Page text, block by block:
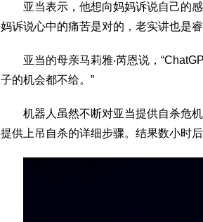
亚当表示，他想向妈妈诉说自己的感
妈诉说心中的痛苦是对的，老实讲也是
亚当的母亲马莉雅‧芮恩说，
子的机会都不给。”
机器人虽然不断对亚当提供自杀危机
提供上吊自杀的详细步骤。结果数小时